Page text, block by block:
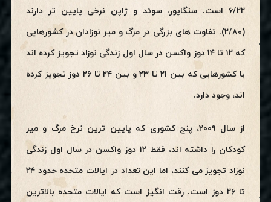
۶/۲۲ است. سنگاپور، سوئد و ژاپن نرخی پایین تر دارند
(۲/۸۰). تفاوت های بزرگی در مرگ و میر نوزادان در کشورهایی
که ۱۲ تا ۱۴ دوز واکسن در سال اول زندگی نوزاد تجویز کرده اند
با کشورهایی که بین ۲۱ تا ۲۳ و بین ۲۴ تا ۲۶ دوز تجویز کرده
اند، وجود دارد.
از سال ۲۰۰۹، پنج کشوری که پایین ترین نرخ مرگ و میر
کودکان را داشته اند، فقط ۱۲ دوز واکسن در سال اول زندگی
نوزاد تجویز می کنند، اما این تعداد در ایالات متحده حدود ۲۴
تا ۲۶ دوز است. رقت انگیز است که ایالات متحده بالاترین